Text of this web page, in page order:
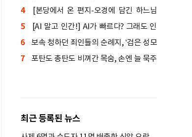
리
4
[본당에서 온 편지-오경에 담긴 하느님
말씀] 창세기④: 인간의 죄와 죽음, 원복음
5
[AI 말고 인간!] AI가 빠르다? 그래도 인
간이 먼저 도착한다
6
보속 청하던 죄인들의 순례지, ‘검은 성모
상’ 기적 간직한 성지
7
포탄도 총탄도 비껴간 목숨, 손엔 늘 묵주
최근 등록된 뉴스